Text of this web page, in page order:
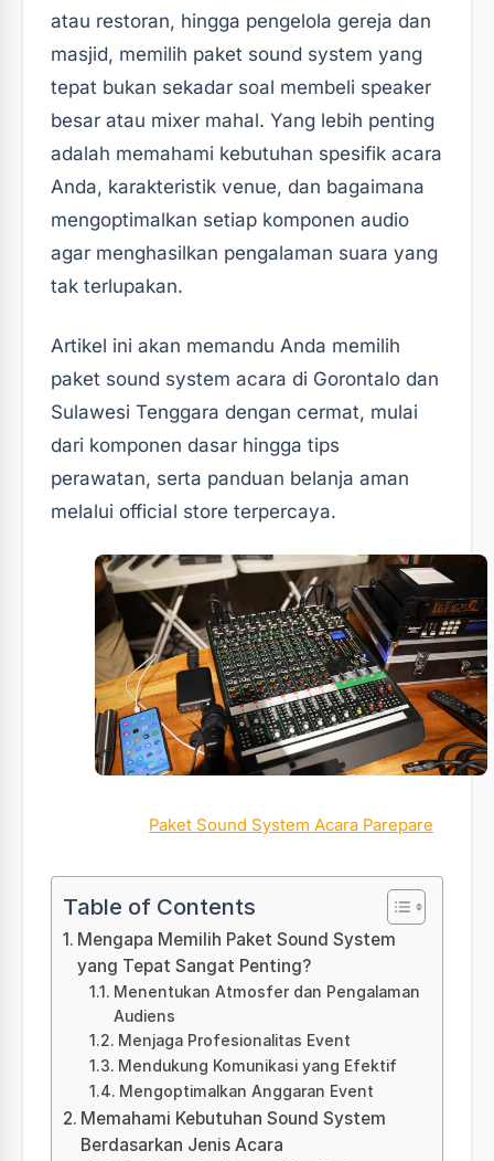
atau restoran, hingga pengelola gereja dan
masjid, memilih paket sound system yang
tepat bukan sekadar soal membeli speaker
besar atau mixer mahal. Yang lebih penting
adalah memahami kebutuhan spesifik acara
Anda, karakteristik venue, dan bagaimana
mengoptimalkan setiap komponen audio
agar menghasilkan pengalaman suara yang
tak terlupakan.
Artikel ini akan memandu Anda memilih
paket sound system acara di Gorontalo dan
Sulawesi Tenggara dengan cermat, mulai
dari komponen dasar hingga tips
perawatan, serta panduan belanja aman
melalui official store terpercaya.
Paket Sound System Acara Parepare
Table of Contents
Mengapa Memilih Paket Sound System
yang Tepat Sangat Penting?
Menentukan Atmosfer dan Pengalaman
Audiens
Menjaga Profesionalitas Event
Mendukung Komunikasi yang Efektif
Mengoptimalkan Anggaran Event
Memahami Kebutuhan Sound System
Berdasarkan Jenis Acara